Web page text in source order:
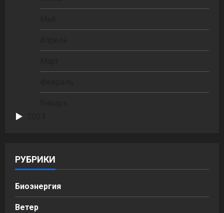
РУБРИКИ
Биоэнергия
Ветер